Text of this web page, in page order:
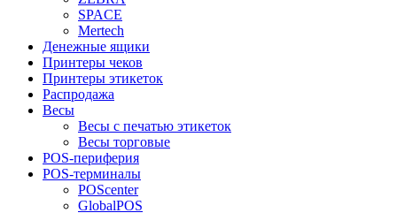
SPACE
Mertech
Денежные ящики
Принтеры чеков
Принтеры этикеток
Распродажа
Весы
Весы с печатью этикеток
Весы торговые
POS-периферия
POS-терминалы
POScenter
GlobalPOS